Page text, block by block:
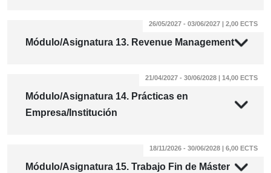
Módulo/Asignatura 13. Revenue Management
26/05/2027 - 03/06/2027 | 2,00 ECTS
Módulo/Asignatura 14. Prácticas en
Empresa/Institución
21/04/2027 - 30/06/2028 | 14,00 ECTS
Módulo/Asignatura 15. Trabajo Fin de Máster
18/11/2026 - 30/06/2028 | 6,00 ECTS